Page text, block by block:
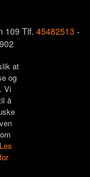
109 Tlf. 45482513 -
at
og
Vi
å
Les